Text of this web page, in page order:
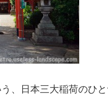
、日本三大稲荷のひ